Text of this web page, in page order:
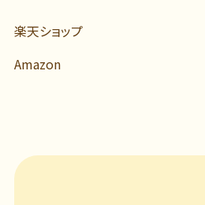
楽天ショップ
Amazon